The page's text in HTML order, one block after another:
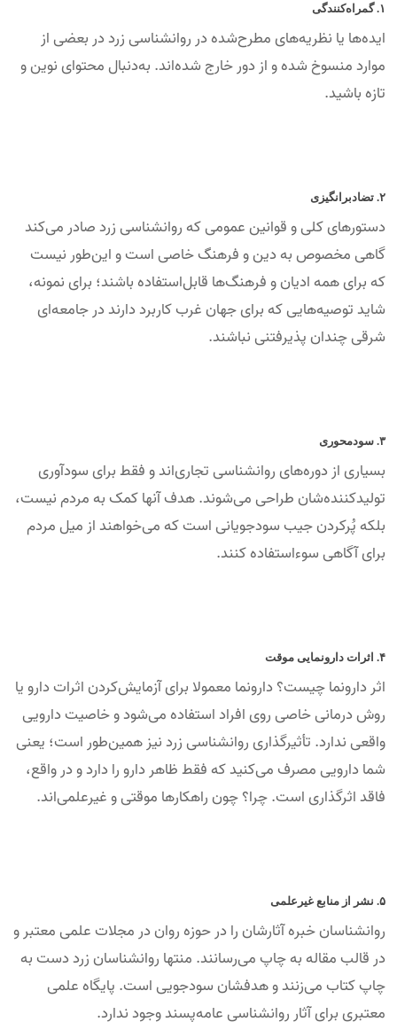
۱. گمراه‌کنندگی
ایده‌ها یا نظریه‌های مطرح‌شده در روانشناسی زرد در بعضی از
موارد منسوخ شده و از دور خارج شده‌اند. به‌دنبال محتوای نوین و
تازه باشید.
۲. تضادبرانگیزی
دستورهای کلی و قوانین عمومی که روانشناسی زرد صادر می‌کند
گاهی مخصوص به دین و فرهنگ خاصی است و این‌طور نیست
که برای همه ادیان و فرهنگ‌ها قابل‌استفاده باشند؛ برای نمونه،‌
شاید توصیه‌هایی که برای جهان غرب کاربرد دارند در جامعه‌ای
شرقی چندان پذیرفتنی نباشند.
۳. سودمحوری
بسیاری از دوره‌های روانشناسی تجاری‌اند و فقط برای سودآوری
تولیدکننده‌شان طراحی می‌شوند. هدف آنها کمک به مردم نیست،
بلکه پُرکردن جیب سودجویانی است که می‌خواهند از میل مردم
برای آگاهی سوءاستفاده کنند.
۴. اثرات دارونمایی موقت
اثر دارونما چیست؟ دارونما معمولا برای آزمایش‌کردن اثرات دارو یا
روش درمانی خاصی روی افراد استفاده می‌شود و خاصیت دارویی
واقعی ندارد. تأثیرگذاری روانشناسی زرد نیز همین‌طور است؛‌ یعنی
شما دارویی مصرف می‌کنید که فقط ظاهر دارو را دارد و در واقع،
فاقد اثرگذاری است. چرا؟‌ چون راهکارها موقتی و غیرعلمی‌اند.
۵. نشر از منابع غیرعلمی
روانشناسان خبره آثارشان را در حوزه روان در مجلات علمی معتبر و
در قالب مقاله به‌ چاپ می‌رسانند. منتها روانشناسان زرد دست به
چاپ کتاب می‌زنند و هدفشان سودجویی است. پایگاه علمی
معتبری برای آثار روانشناسی عامه‌پسند وجود ندارد.